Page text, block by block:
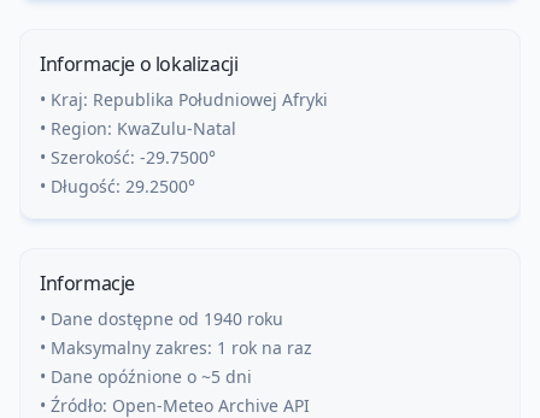
Informacje o lokalizacji
• Kraj: Republika Południowej Afryki
• Region: KwaZulu-Natal
• Szerokość: -29.7500°
• Długość: 29.2500°
Informacje
• Dane dostępne od 1940 roku
• Maksymalny zakres: 1 rok na raz
• Dane opóźnione o ~5 dni
• Źródło: Open-Meteo Archive API